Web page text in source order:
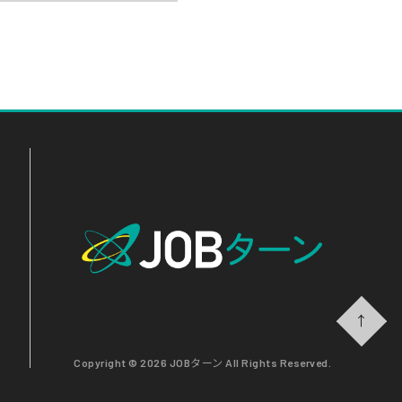
Copyright © 2026 JOBターン All Rights Reserved.
↑